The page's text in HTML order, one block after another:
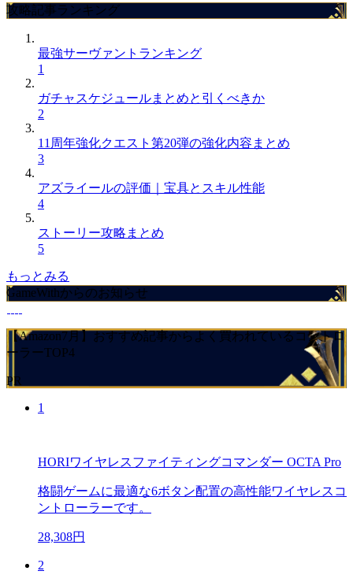
攻略記事ランキング
最強サーヴァントランキング
1
ガチャスケジュールまとめと引くべきか
2
11周年強化クエスト第20弾の強化内容まとめ
3
アズライールの評価｜宝具とスキル性能
4
ストーリー攻略まとめ
5
もっとみる
GameWithからのお知らせ
【Amazon7月】おすすめ記事からよく買われているコントロ
ーラーTOP4
PR
1
HORIワイヤレスファイティングコマンダー OCTA Pro
格闘ゲームに最適な6ボタン配置の高性能ワイヤレスコ
ントローラーです。
28,308円
2